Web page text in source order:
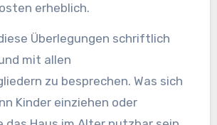
erheblich.
Überlegungen schriftlich
mit allen
zu besprechen. Was sich
Kinder einziehen oder